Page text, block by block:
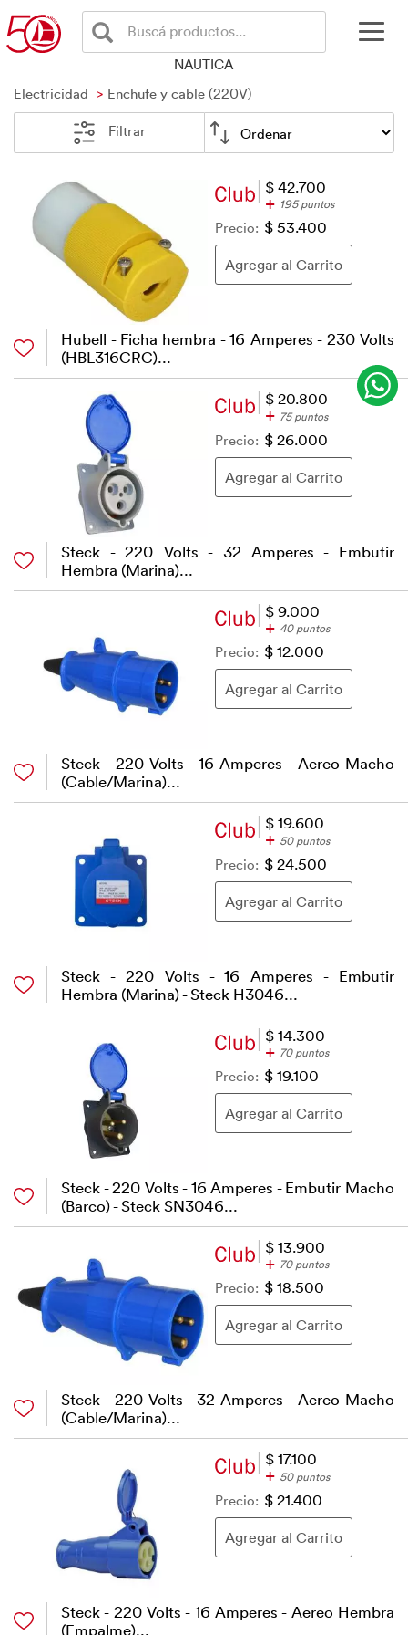
Buscá productos...
NAUTICA
Electricidad
Enchufe y cable (220V)
Filtrar
$ 42.700
+ 195 puntos
Precio: $ 53.400
Hubell - Ficha hembra - 16 Amperes - 230 Volts
(HBL316CRC)...
$ 20.800
+ 75 puntos
Precio: $ 26.000
Steck - 220 Volts - 32 Amperes - Embutir
Hembra (Marina)...
$ 9.000
+ 40 puntos
Precio: $ 12.000
Steck - 220 Volts - 16 Amperes - Aereo Macho
(Cable/Marina)...
$ 19.600
+ 50 puntos
Precio: $ 24.500
Steck - 220 Volts - 16 Amperes - Embutir
Hembra (Marina) - Steck H3046...
$ 14.300
+ 70 puntos
Precio: $ 19.100
Steck - 220 Volts - 16 Amperes - Embutir Macho
(Barco) - Steck SN3046...
$ 13.900
+ 70 puntos
Precio: $ 18.500
Steck - 220 Volts - 32 Amperes - Aereo Macho
(Cable/Marina)...
$ 17.100
+ 50 puntos
Precio: $ 21.400
Steck - 220 Volts - 16 Amperes - Aereo Hembra
(Empalme)...